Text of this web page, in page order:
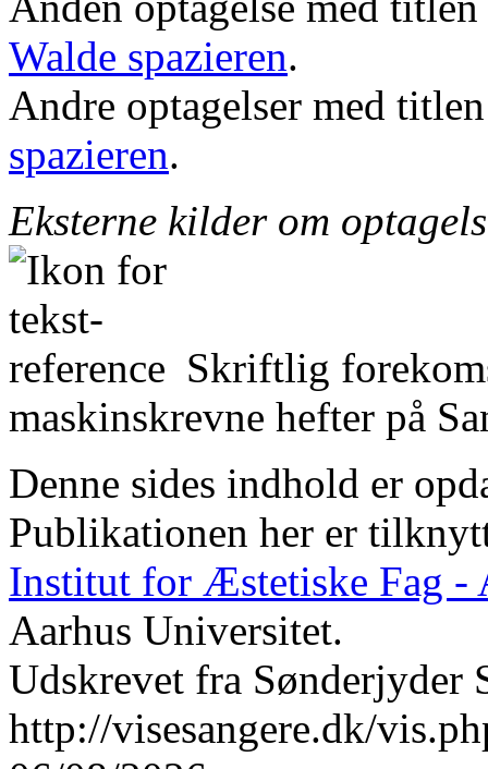
Walde spazieren.
Andre optagelser med
spazieren.
Eksterne kilder om
Skriftlig
maskinskrevne hefter på
Denne sides indhold er
Publikationen her er
Institut for Æstetiske Fag -
Aarhus Universitet.
Udskrevet fra Sønderjyder
http://visesangere.dk/